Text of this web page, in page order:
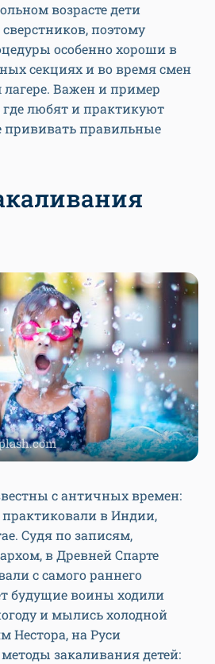
возрасте дети
поэтому
особенно хороши в
секциях и во время смен
лагере. Важен и пример
где любят и практикуют
прививать правильные
с античных времен:
практиковали в Индии,
Судя по записям,
в Древней Спарте
с самого раннего
будущие воины ходили
и мылись холодной
Нестора, на Руси
закаливания детей: